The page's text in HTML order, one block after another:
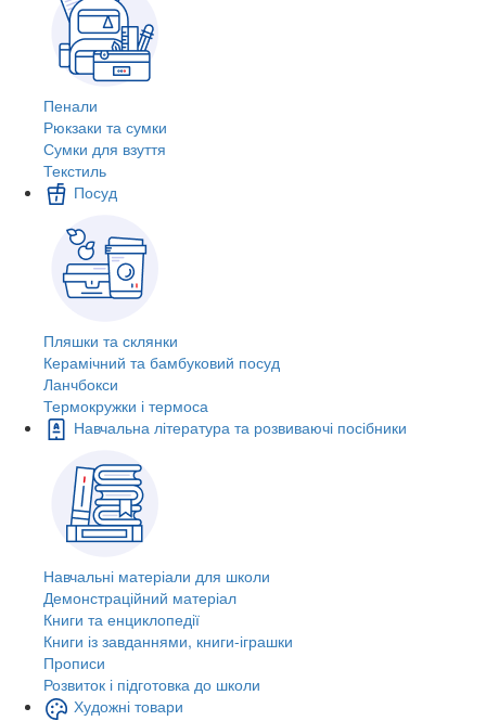
Пенали
Рюкзаки та сумки
Сумки для взуття
Текстиль
Посуд
Пляшки та склянки
Керамічний та бамбуковий посуд
Ланчбокси
Термокружки і термоса
Навчальна література та розвиваючі посібники
Навчальні матеріали для школи
Демонстраційний матеріал
Книги та енциклопедії
Книги із завданнями, книги-іграшки
Прописи
Розвиток і підготовка до школи
Художні товари